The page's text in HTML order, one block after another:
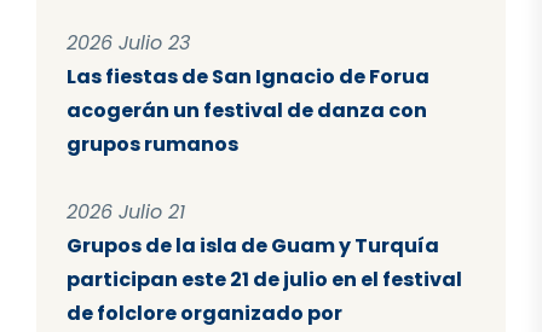
2026 Julio 23
Las fiestas de San Ignacio de Forua
acogerán un festival de danza con
grupos rumanos
2026 Julio 21
Grupos de la isla de Guam y Turquía
participan este 21 de julio en el festival
de folclore organizado por